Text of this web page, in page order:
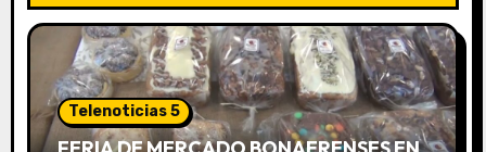
ó
n
d
Telenoticias 5